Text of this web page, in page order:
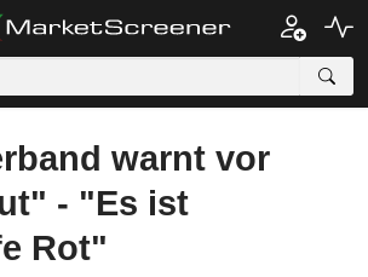
warnt vor
- "Es ist
Rot"